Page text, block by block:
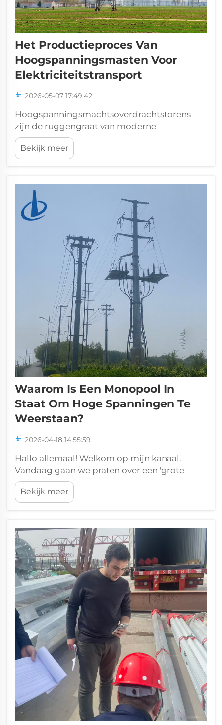
Het Productieproces Van
Hoogspanningsmasten Voor
Elektriciteitstransport
2026-05-07 17:49:42
Hoogspanningsmachtsoverdrachtstorens
zijn de ruggengraat van moderne
elektriciteitsnetten en zijn verantwoordelijk
voor het transporteren van elektriciteit van
elektriciteitscentrales naar steden,
Hun veilige en stabiele werking is afhankelijk
van strenge productie-...
Bekijk meer
Waarom Is Een Monopool In
Staat Om Hoge Spanningen Te
Weerstaan?
2026-04-18 14:55:59
Hallo allemaal! Welkom op mijn kanaal.
Vandaag gaan we praten over een 'grote
jongen' die om ons heen is, maar zelden
diepgaand wordt begrepen — de
enkelvoudige pijlermast. Of het nu een 5G-
elektriciteitsvoorzieningsinstallaties langs
snelwegen...
Bekijk meer